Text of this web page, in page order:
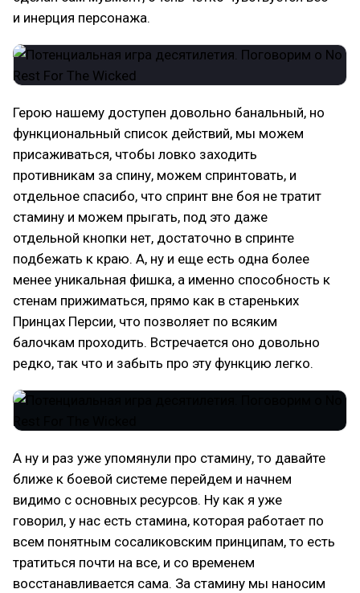
и инерция персонажа.
Герою нашему доступен довольно банальный, но
функциональный список действий, мы можем
присаживаться, чтобы ловко заходить
противникам за спину, можем спринтовать, и
отдельное спасибо, что спринт вне боя не тратит
стамину и можем прыгать, под это даже
отдельной кнопки нет, достаточно в спринте
подбежать к краю. А, ну и еще есть одна более
менее уникальная фишка, а именно способность к
стенам прижиматься, прямо как в стареньких
Принцах Персии, что позволяет по всяким
балочкам проходить. Встречается оно довольно
редко, так что и забыть про эту функцию легко.
А ну и раз уже упомянули про стамину, то давайте
ближе к боевой системе перейдем и начнем
видимо с основных ресурсов. Ну как я уже
говорил, у нас есть стамина, которая работает по
всем понятным сосаликовским принципам, то есть
тратиться почти на все, и со временем
восстанавливается сама. За стамину мы наносим